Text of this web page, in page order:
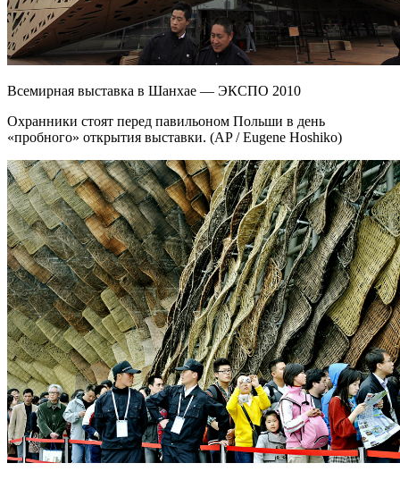
Всемирная выставка в Шанхае — ЭКСПО 2010
Охранники стоят перед павильоном Польши в день
«пробного» открытия выставки. (AP / Eugene Hoshiko)